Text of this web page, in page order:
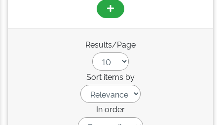
Results/Page
Sort items by
In order